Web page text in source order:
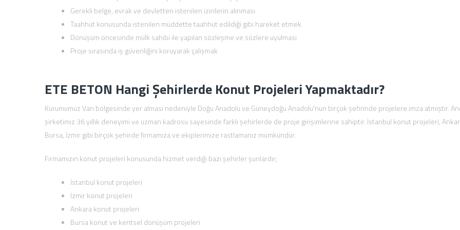
Gerekli belge, evrak ve devletten istenilen izinlerin alınması
Taahhüt konusunda istenilen müddette taahhüt edildiği gibi hareket etmek
Dönüşüm öncesinde mülk sahibi ile yapılan sözleşme ve sözlere uyulması
Proje sırasında iş güvenliğini koruyarak çalışmak
ETE BETON Hangi Şehirlerde Konut Projeleri Yapmaktadır?
Kurumumuz Van bölgesinde yer alması nedeniyle Doğu Anadolu ve Güneydoğu Anadolu'nun birçok şehrinde projelere imza atmıştır.
şirketimiz 36 yıllık deneyimi ve uzman kadrosu sayesinde farklı şehirlerde de proje girişimlerine sahiptir. İstanbul konut projeleri,
Bursa, İzmir gibi birçok şehirde firmamıza ve ekiplerimize rastlamanız mümkündür.
Firmamızın konut projeleri konusunda hizmet verdiği bazı şehirler şunlardır;
İstanbul konut projeleri
İzmir konut projeleri
Ankara konut projeleri
Bursa konut ve kentsel dönüşüm projeleri